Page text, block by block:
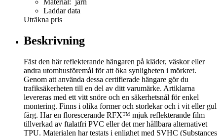
Material: järn
Laddar data
Uträkna pris
Beskrivning
Fäst den här reflekterande hängaren på kläder, väskor eller
andra utomhusföremål för att öka synligheten i mörkret.
Genom att använda dessa certifierade hängare gör du
trafiksäkerheten till en del av ditt varumärke. Artiklarna
levereras med ett vitt snöre och en säkerhetsnål för enkel
montering. Finns i olika former och storlekar och i vit eller gul
färg. Har en florescerande RFX™ mjuk reflekterande film
tillverkad av ftalatfri PVC eller det mer hållbara alternativet
TPU. Materialen har testats i enlighet med SVHC (Substances